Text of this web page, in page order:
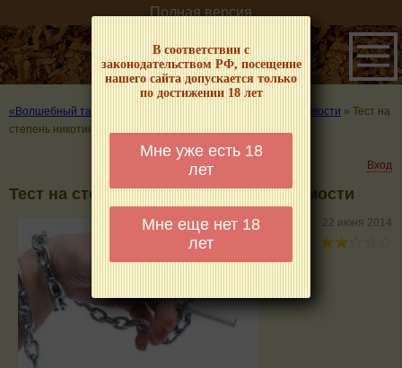
В соответствии с
законодательством РФ, посещение
нашего сайта допускается только
по достижении 18 лет
Мне уже есть 18
лет
Мне еще нет 18
лет
Полная версия
«Волшебный табачок» – о табаке и курении Табачные новости » Тест на
степень никотиновой зависимости
Вход
Тест на степень никотиновой зависимости
22 июня 2014